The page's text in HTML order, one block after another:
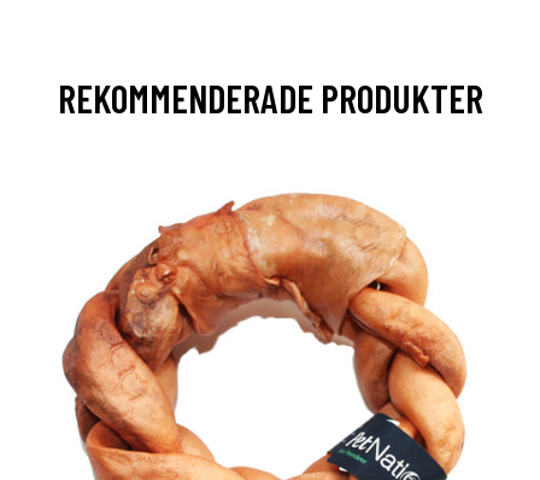
REKOMMENDERADE PRODUKTER